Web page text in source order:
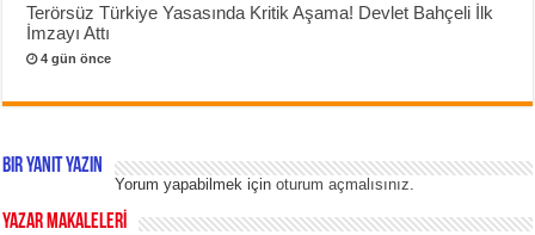
Terörsüz Türkiye Yasasında Kritik Aşama! Devlet Bahçeli İlk
İmzayı Attı
4 gün önce
Bir yanıt yazın
Yorum yapabilmek içinoturum açmalısınız
YAZAR MAKALELERİ